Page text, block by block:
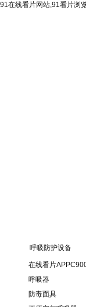
91在线看片网站,91看片浏
呼吸防护设备
在线看片
呼吸器
防毒面具